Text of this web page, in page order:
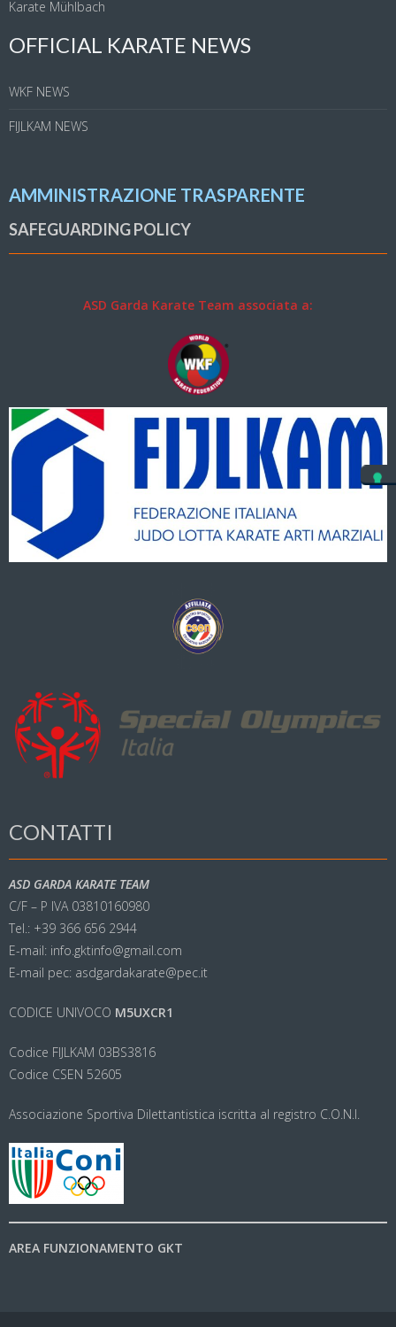
Karate Mühlbach
OFFICIAL KARATE NEWS
WKF NEWS
FIJLKAM NEWS
AMMINISTRAZIONE TRASPARENTE
SAFEGUARDING POLICY
ASD Garda Karate Team associata a:
CONTATTI
ASD GARDA KARATE TEAM
C/F – P IVA 03810160980
Tel.: +39 366 656 2944
E-mail: info.gktinfo@gmail.com
E-mail pec: asdgardakarate@pec.it
CODICE UNIVOCO M5UXCR1
Codice FIJLKAM 03BS3816
Codice CSEN 52605
Associazione Sportiva Dilettantistica iscritta al registro C.O.N.I.
AREA FUNZIONAMENTO GKT